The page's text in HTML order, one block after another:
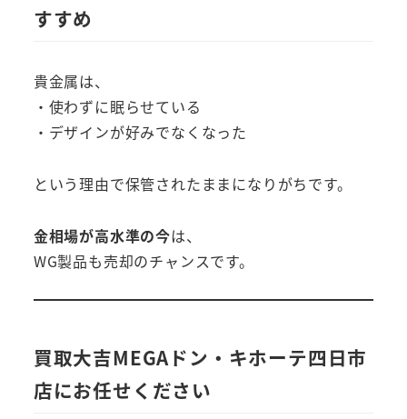
すすめ
貴金属は、
・使わずに眠らせている
・デザインが好みでなくなった
という理由で保管されたままになりがちです。
金相場が高水準の今は、
WG製品も売却のチャンスです。
買取大吉MEGAドン・キホーテ四日市
店にお任せください